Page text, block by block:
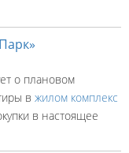
о плановом
в жилом комплекс
в настоящее